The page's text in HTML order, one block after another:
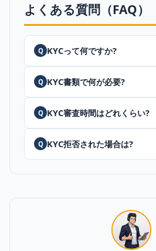
よくある質問（FAQ）
Q KYCって何ですか?
Q KYC書類で何が必要?
Q KYC審査時間はどれくらい?
Q KYC拒否された場合は?